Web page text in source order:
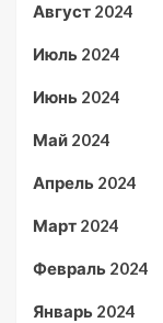
Август 2024
Июль 2024
Июнь 2024
Май 2024
Апрель 2024
Март 2024
Февраль 2024
Январь 2024